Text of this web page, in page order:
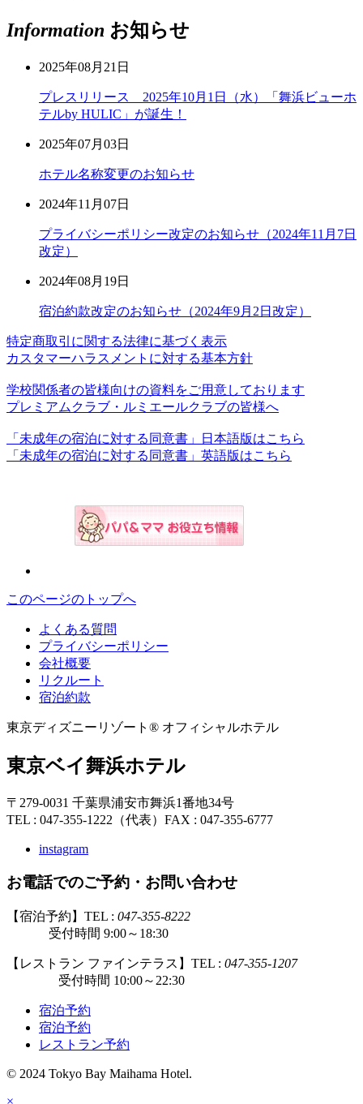
Information お知らせ
2025年08月21日
プレスリリース 2025年10月1日（水）「舞浜ビューホ
テルby HULIC」が誕生！
2025年07月03日
ホテル名称変更のお知らせ
2024年11月07日
プライバシーポリシー改定のお知らせ（2024年11月7日
改定）
2024年08月19日
宿泊約款改定のお知らせ（2024年9月2日改定）
特定商取引に関する法律に基づく表示
カスタマーハラスメントに対する基本方針
学校関係者の皆様向けの資料をご用意しております
プレミアムクラブ・ルミエールクラブの皆様へ
「未成年の宿泊に対する同意書」日本語版はこちら
「未成年の宿泊に対する同意書」英語版はこちら
このページのトップへ
よくある質問
プライバシーポリシー
会社概要
リクルート
宿泊約款
東京ディズニーリゾート® オフィシャルホテル
東京ベイ舞浜ホテル
〒279-0031 千葉県浦安市舞浜1番地34号
TEL : 047-355-1222（代表） FAX : 047-355-6777
instagram
お電話でのご予約・お問い合わせ
【宿泊予約】TEL : 047-355-8222
受付時間 9:00～18:30
【レストラン ファインテラス】TEL : 047-355-1207
受付時間 10:00～22:30
宿泊予約
宿泊予約
レストラン予約
© 2024 Tokyo Bay Maihama Hotel.
×